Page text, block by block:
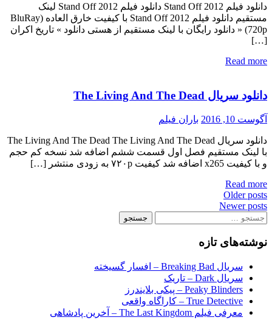
دانلود فیلم Stand Off 2012 دانلود فیلم Stand Off 2012 لینک
مستقیم دانلود فیلم Stand Off 2012 با کیفیت خارق العاده (BluRay
720p) « دانلود رایگان با لینک مستقیم از هستی دانلود » تاریخ اکران
[…]
Read more
دانلود سریال The Living And The Dead
آگوست 10, 2016 باران فیلم
دانلود سریال The Living And The Dead The Living And The Dead
با لینک مستقیم فصل اول قسمت ششم اضافه شد نسخه کم حجم
و با کیفیت x265 اضافه شد کیفیت ۷۲۰p به زودی منتشر […]
Read more
Posts
navigation
Older posts
Newer posts
جستجو
نوشته‌های تازه
سریال Breaking Bad – افسار گسیخته
سریال Dark – تاریک
Peaky Blinders – پیکی بلایندرز
True Detective – کاراگاه واقعی
معرفی فیلم The Last Kingdom – آخرین پادشاهی